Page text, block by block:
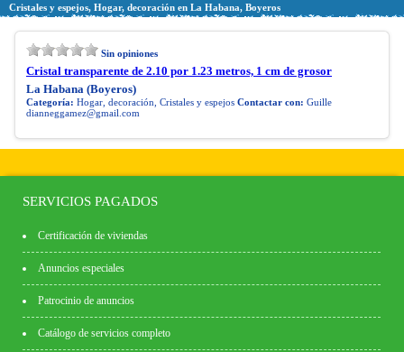
Cristales y espejos, Hogar, decoración en La Habana, Boyeros
Sin opiniones
Cristal transparente de 2.10 por 1.23 metros, 1 cm de grosor
La Habana (Boyeros)
Categoría: Hogar, decoración, Cristales y espejos Contactar con: Guille
dianneggamez@gmail.com
SERVICIOS PAGADOS
Certificación de viviendas
Anuncios especiales
Patrocinio de anuncios
Catálogo de servicios completo